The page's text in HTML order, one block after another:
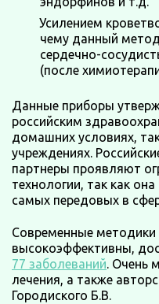
Усилением
чему данный
сердечно-
(после
Данные приборы
российским
домашних условиях,
учреждениях.
партнеры проявляют
технологии, так как
самых передовых в
Современные
высокоэффективны,
77 заболеваний. Очень
лечения, а также
Городиского Б.В.